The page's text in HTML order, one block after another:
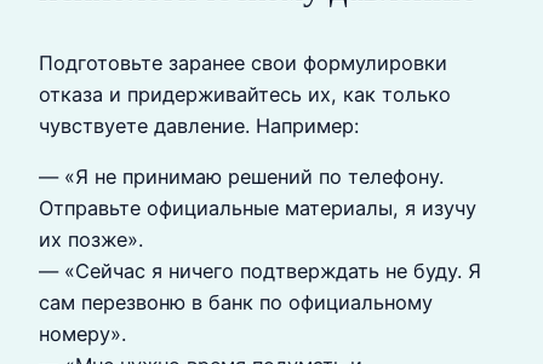
Подготовьте заранее свои формулировки
отказа и придерживайтесь их, как только
чувствуете давление. Например:
— «Я не принимаю решений по телефону.
Отправьте официальные материалы, я изучу
их позже».
— «Сейчас я ничего подтверждать не буду. Я
сам перезвоню в банк по официальному
номеру».